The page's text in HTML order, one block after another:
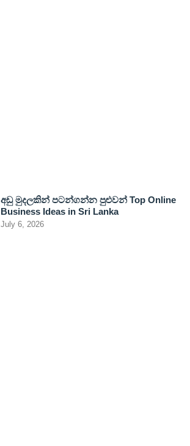
අඩු මුදලකින් පටන්ගන්න පුළුවන් Top Online
Business Ideas in Sri Lanka
July 6, 2026